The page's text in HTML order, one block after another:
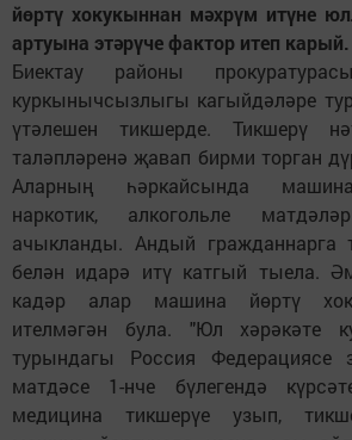
йөртү хокукыннан мәхрүм итүне
артуына этәрүче фактор итеп карый.
Биектау районы
куркынычсызлыгы кагыйдәләре
үтәлешен тикшерде. Тикшерү
таләпләренә җавап бирми торган
Аларның һәркайсында машина
наркотик, алкогольле
ачыкланды. Андый гражданнарга
белән идарә итү катгый тыела.
кадәр алар машина йөртү
ителмәгән була. "Юл хәрәкәте
турындагы Россия Федерациясе
матдәсе 1-нче бүлегендә
медицина тикшерүе узып,